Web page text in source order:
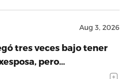
Aug 3, 2026
tres veces bajo tener
pero…